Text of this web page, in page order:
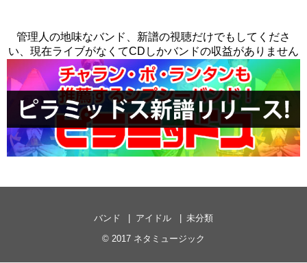
管理人の地味なバンド、新譜の視聴だけでもしてくださ
い、現在ライブがなくてCDしかバンドの収益がありません
バンド アイドル
未分類
© 2017 ネタミュージック